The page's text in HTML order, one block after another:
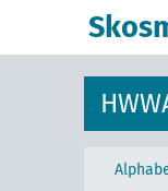
g3
g4
g4